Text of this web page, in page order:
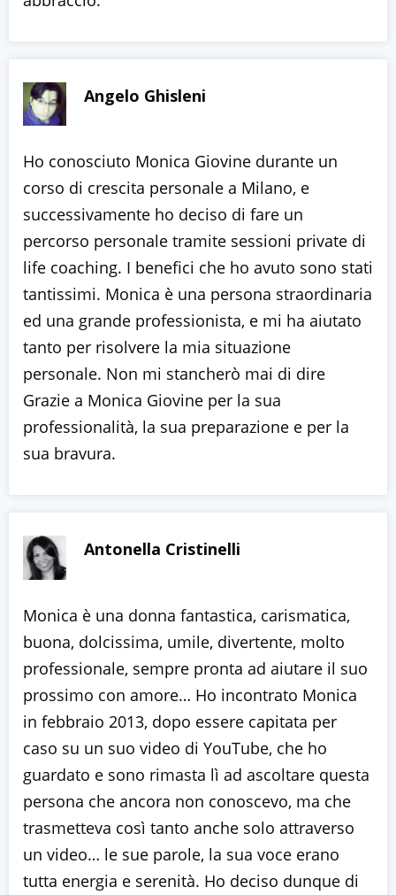
Angelo Ghisleni
Ho conosciuto Monica Giovine durante un
corso di crescita personale a Milano, e
successivamente ho deciso di fare un
percorso personale tramite sessioni private di
life coaching. I benefici che ho avuto sono stati
tantissimi. Monica è una persona straordinaria
ed una grande professionista, e mi ha aiutato
tanto per risolvere la mia situazione
personale. Non mi stancherò mai di dire
Grazie a Monica Giovine per la sua
professionalità, la sua preparazione e per la
sua bravura.
Antonella Cristinelli
Monica è una donna fantastica, carismatica,
buona, dolcissima, umile, divertente, molto
professionale, sempre pronta ad aiutare il suo
prossimo con amore… Ho incontrato Monica
in febbraio 2013, dopo essere capitata per
caso su un suo video di YouTube, che ho
guardato e sono rimasta lì ad ascoltare questa
persona che ancora non conoscevo, ma che
trasmetteva così tanto anche solo attraverso
un video… le sue parole, la sua voce erano
tutta energia e serenità. Ho deciso dunque di